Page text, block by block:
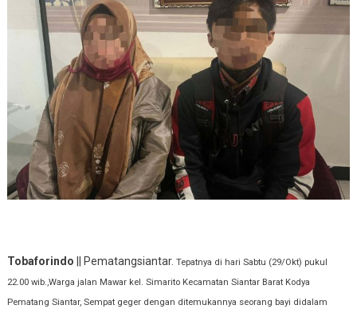
Tobaforindo || Pematangsiantar. Tepatnya di hari Sabtu (29/Okt) pukul
22.00 wib.,Warga jalan Mawar kel. Simarito Kecamatan Siantar Barat Kodya
Pematang Siantar, Sempat geger dengan ditemukannya seorang bayi didalam